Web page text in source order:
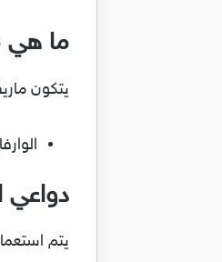
ما هي
يتكون
دواعي
يتم